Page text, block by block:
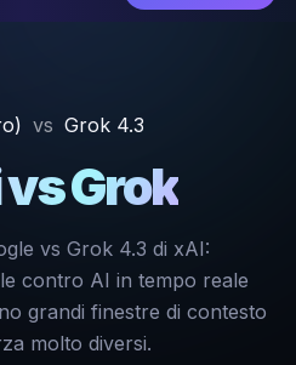
vs Grok 4.3
Grok
vs Grok 4.3 di xAI:
contro AI in tempo reale
grandi finestre di contesto
molto diversi.